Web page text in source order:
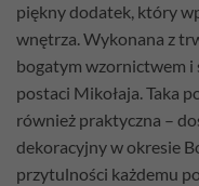
piękny dodatek, który
wnętrza. Wykonana z
bogatym wzornictwem i
postaci Mikołaja. Taka
również praktyczna –
dekoracyjny w okresie
przytulności każdemu